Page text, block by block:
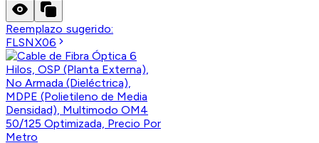
Reemplazo sugerido:
FLSNX06